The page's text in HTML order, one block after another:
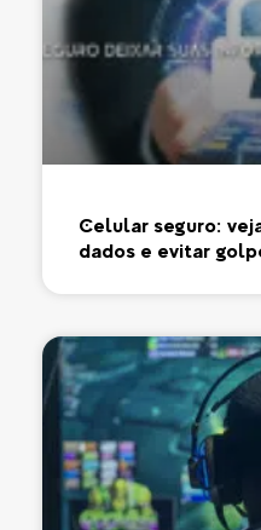
Celular seguro:
dados e evitar